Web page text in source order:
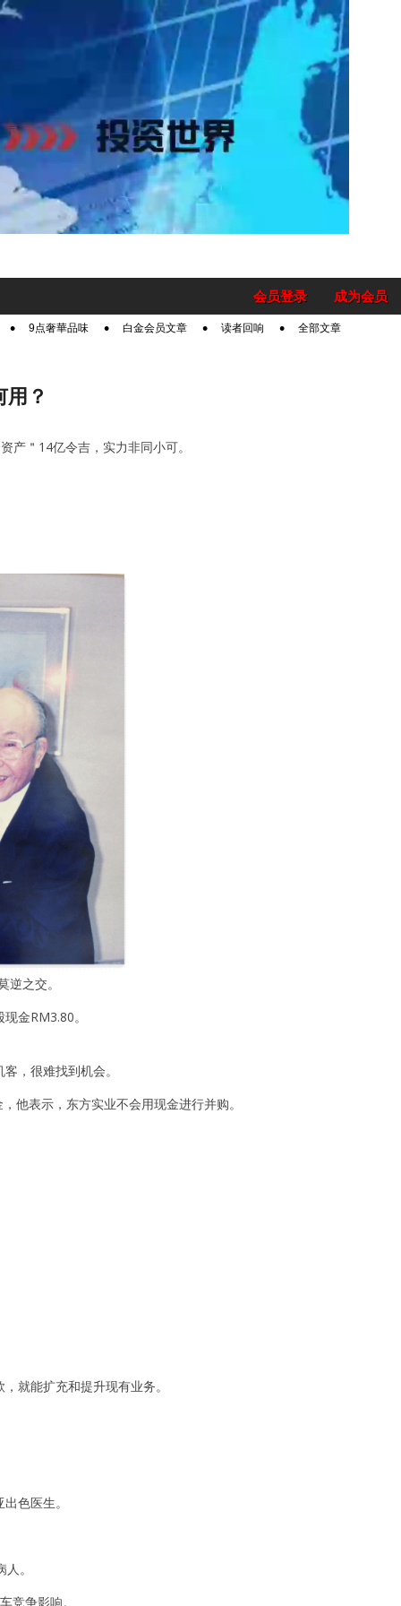
成为会员
会员登录
9点奢華品味 白金会员文章 读者回响 全部文章
？
产＂14亿令吉，实力非同小可。
之交。
金RM3.80。
，很难找到机会。
他表示，东方实业不会用现金进行并购。
就能扩充和提升现有业务。
色医生。
。
竞争影响。